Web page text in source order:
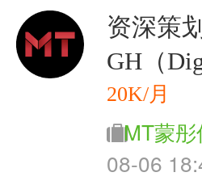
资深策
GH（
20K/月
MT蒙
08-06